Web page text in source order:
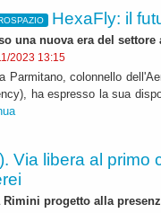
HexaFly: il
una nuova era del settore
2023 13:15
Parmitano, colonnello
ha espresso la sua
Via libera al primo
progetto alla